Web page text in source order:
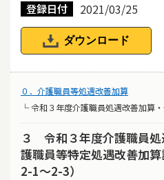
登録日付 2021/03/25
ダウンロード
０．介護職員等処遇改善加算
└ 令和３年度介護職員処遇改善加算
３ 令和３年度介護職員処
護職員等特定処遇改善加
2-1～2-3）